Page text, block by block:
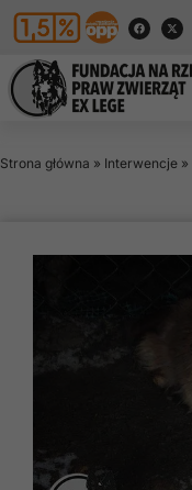
Strona główna » Interwencje »